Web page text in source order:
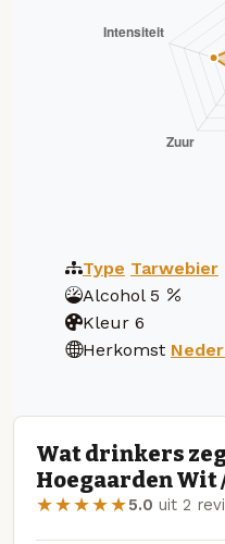
Type Tarwebier
Alcohol 5
Kleur 6
Herkomst
Wat drinkers
Hoegaarden Wit
★★★★★5.0 uit 2